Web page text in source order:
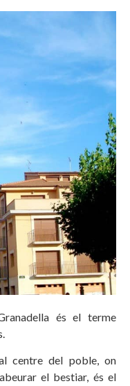
és el terme
centre del poble, on
el bestiar, és el